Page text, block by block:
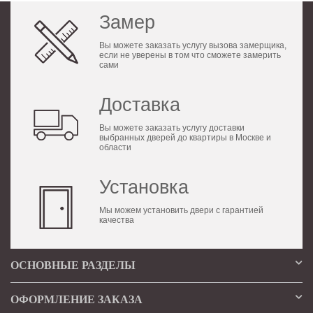
Замер
Вы можете заказать услугу вызова замерщика,
если не уверены в том что сможете замерить
сами
Доставка
Вы можете заказать услугу доставки
выбранных дверей до квартиры в Москве и
области
Установка
Мы можем установить двери с гарантией
качества
ОСНОВНЫЕ РАЗДЕЛЫ
ОФОРМЛЕНИЕ ЗАКАЗА